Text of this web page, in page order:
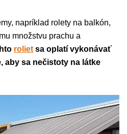
napríklad rolety na balkón,
množstvu prachu a
roliet sa oplatí vykonávať
aby sa nečistoty na látke